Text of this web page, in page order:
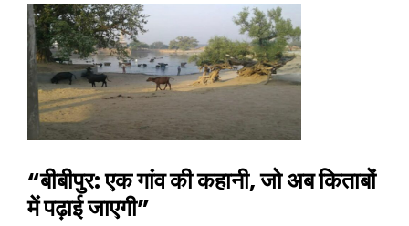
“बीबीपुर: एक गांव की कहानी, जो अब किताबों
में पढ़ाई जाएगी”